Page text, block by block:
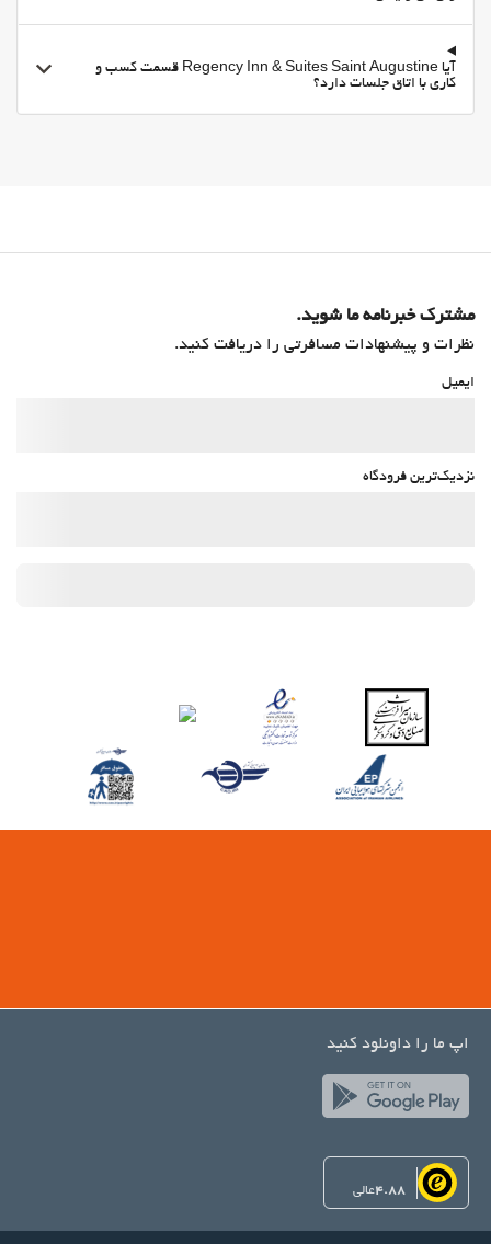
آیا Regency Inn & Suites Saint Augustine قسمت کسب و
کاری با اتاق جلسات دارد؟
مشترک خبرنامه ما شوید.
نظرات و پیشنهادات مسافرتی را دریافت کنید.
ایمیل
نزدیک‌ترین فرودگاه
اپ ما را داونلود کنید
4.88عالی